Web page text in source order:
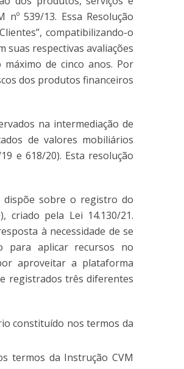
539/13. Essa Resolução
compatibilizando-o
suas respectivas avaliações
de cinco anos. Por
dos produtos financeiros
na intermediação de
de valores mobiliários
e 618/20). Esta resolução
sobre o registro do
criado pela Lei 14.130/21.
à necessidade de se
para aplicar recursos no
aproveitar a plataforma
registrados três diferentes
constituído nos termos da
termos da Instrução CVM